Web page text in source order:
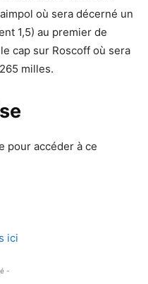
où sera décerné un
1,5) au premier de
cap sur Roscoff où sera
milles.
pour accéder à ce
ici
-